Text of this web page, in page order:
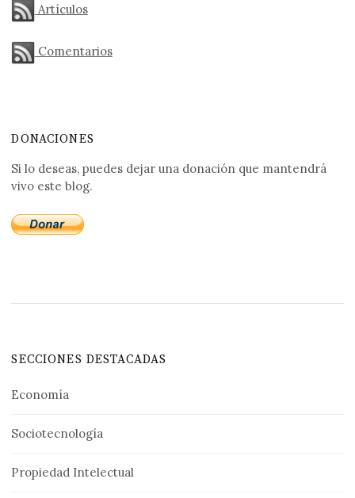
Artículos
Comentarios
DONACIONES
Si lo deseas, puedes dejar una donación que mantendrá
vivo este blog.
SECCIONES DESTACADAS
Economía
Sociotecnología
Propiedad Intelectual